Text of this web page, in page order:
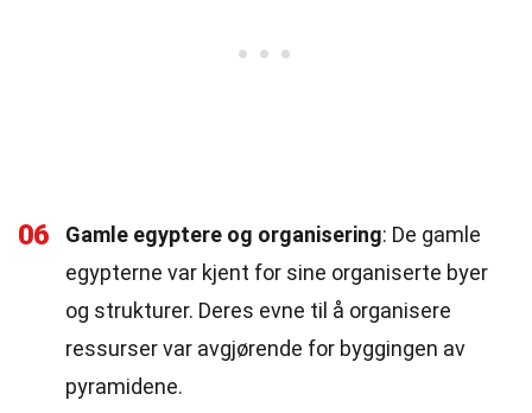
06 Gamle egyptere og organisering: De gamle
egypterne var kjent for sine organiserte byer
og strukturer. Deres evne til å organisere
ressurser var avgjørende for byggingen av
pyramidene.